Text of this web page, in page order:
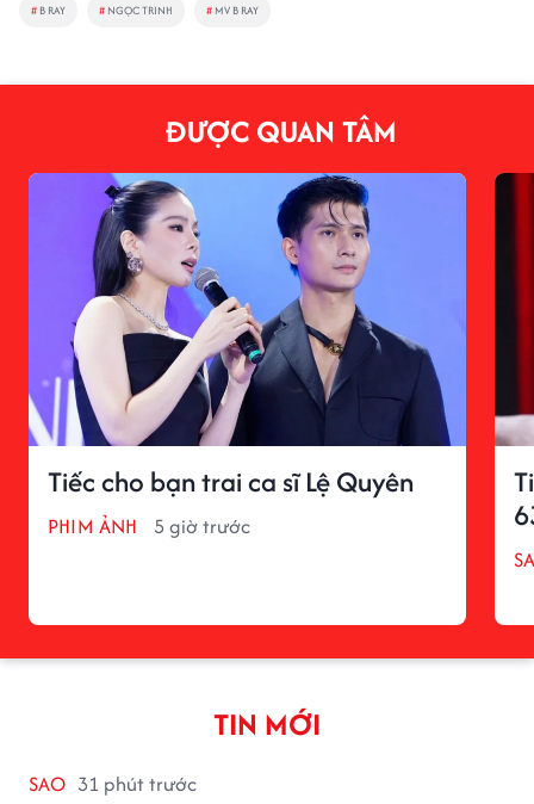
# B RAY # NGỌC TRINH # MV B RAY
ĐƯỢC QUAN TÂM
Tiếc cho bạn trai ca sĩ Lệ Quyên
PHIM ẢNH 5 giờ trước
TIN MỚI
SAO 31 phút trước